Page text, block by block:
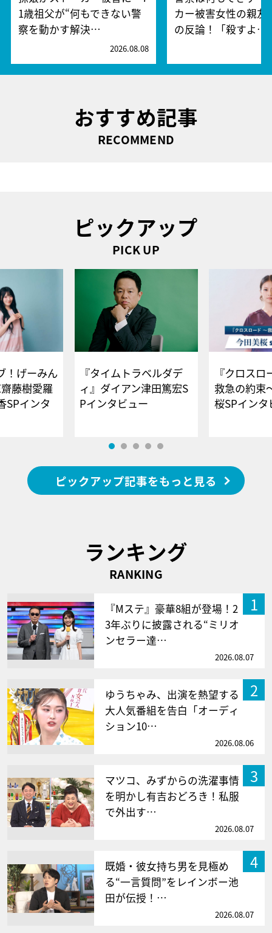
1歳祖父が“何もできない警
察を動かす解決…
2026.08.08
カー被害女性の親友
の反論！「殺すよ…
おすすめ記事
RECOMMEND
ピックアップ
PICK UP
！げーみん
藤樹愛羅
SPインタ
『タイムトラベルダデ
ィ』ダイアン津田篤宏S
Pインタビュー
『クロス
救急の約束
桜SPイ
ピックアップ記事をもっと見る
ランキング
RANKING
1
『Mステ』豪華8組が登場！2
3年ぶりに披露される“ミリオ
ンセラー達…
2026.08.07
2
ゆうちゃみ、出演を熱望する
大人気番組を告白「オーディ
ション10…
2026.08.06
3
マツコ、みずからの洗濯事情
を明かし有吉おどろき！私服
で外出す…
2026.08.07
4
既婚・彼女持ち男を見極め
る“一言質問”をレインボー池
田が伝授！…
2026.08.07